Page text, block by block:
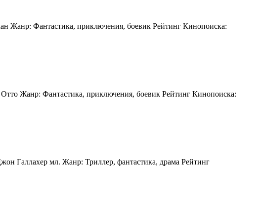
Жанр: Фантастика, приключения, боевик Рейтинг Кинопоиска:
Жанр: Фантастика, приключения, боевик Рейтинг Кинопоиска:
Галлахер мл. Жанр: Триллер, фантастика, драма Рейтинг